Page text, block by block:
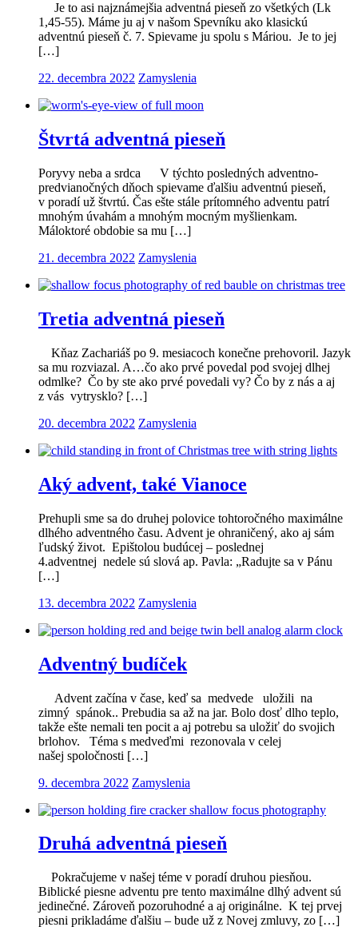
Je to asi najznámejšia adventná pieseň zo všetkých (Lk
1,45-55). Máme ju aj v našom Spevníku ako klasickú
adventnú pieseň č. 7. Spievame ju spolu s Máriou. Je to jej
[…]
22. decembra 2022 Zamyslenia
Štvrtá adventná pieseň
Poryvy neba a srdca V týchto posledných adventno-
predvianočných dňoch spievame ďalšiu adventnú pieseň,
v poradí už štvrtú. Čas ešte stále prítomného adventu patrí
mnohým úvahám a mnohým mocným myšlienkam.
Máloktoré obdobie sa mu […]
21. decembra 2022 Zamyslenia
Tretia adventná pieseň
Kňaz Zachariáš po 9. mesiacoch konečne prehovoril. Jazyk
sa mu rozviazal. A…čo ako prvé povedal pod svojej dlhej
odmlke? Čo by ste ako prvé povedali vy? Čo by z nás a aj
z vás vytrysklo? […]
20. decembra 2022 Zamyslenia
Aký advent, také Vianoce
Prehupli sme sa do druhej polovice tohtoročného maximálne
dlhého adventného času. Advent je ohraničený, ako aj sám
ľudský život. Epištolou budúcej – poslednej
4.adventnej nedele sú slová ap. Pavla: „Radujte sa v Pánu
[…]
13. decembra 2022 Zamyslenia
Adventný budíček
Advent začína v čase, keď sa medvede uložili na
zimný spánok.. Prebudia sa až na jar. Bolo dosť dlho teplo,
takže ešte nemali ten pocit a aj potrebu sa uložiť do svojich
brlohov. Téma s medveďmi rezonovala v celej
našej spoločnosti […]
9. decembra 2022 Zamyslenia
Druhá adventná pieseň
Pokračujeme v našej téme v poradí druhou piesňou.
Biblické piesne adventu pre tento maximálne dlhý advent sú
jedinečné. Zároveň pozoruhodné a aj originálne. K tej prvej
piesni prikladáme ďalšiu – bude už z Novej zmluvy, zo […]